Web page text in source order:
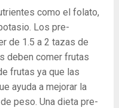
como el folato,
Los pre-
de 1.5 a 2 tazas de
deben comer frutas
frutas ya que las
ayuda a mejorar la
peso. Una dieta pre-